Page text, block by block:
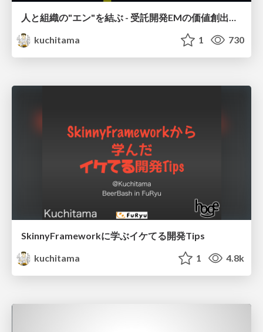
kuchitama
1 730
SkinnyFrameworkに学ぶイケてる開発Tips
kuchitama
1 4.8k